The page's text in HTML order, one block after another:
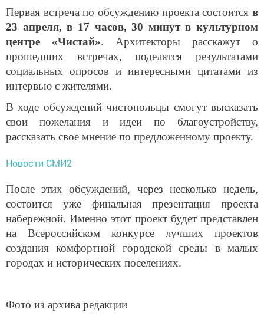
Первая встреча по обсуждению проекта состоится в
23 апреля, в 17 часов, 30 минут в культурном
центре «Чистай». Архитекторы расскажут о
прошедших встречах, поделятся результатами
социальных опросов и интересными цитатами из
интервью с жителями.
В ходе обсуждений чистопольцы смогут высказать
свои пожелания и идеи по благоустройству,
рассказать свое мнение по предложенному проекту.
Новости СМИ2
После этих обсуждений, через несколько недель,
состоится уже финальная презентация проекта
набережной. Именно этот проект будет представлен
на Всероссийском конкурсе лучших проектов
создания комфортной городской среды в малых
городах и исторических поселениях.
Фото из архива редакции